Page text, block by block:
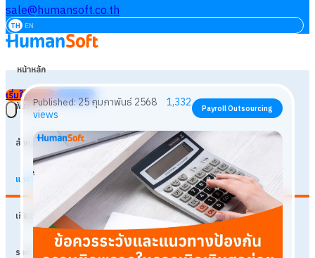
sale@humansoft.co.th
TH EN
หน้าหลัก
ฟังก์ชัน
สำหรับธุรกิจ
แหล่งเรียนรู้
เกี่ยวกับเรา
ราคา
เริ่มใช้งานฟรี เข้าสู่ระบบ
Published: 25 กุมภาพันธ์ 2568 1,332
views Payroll Outsourcing